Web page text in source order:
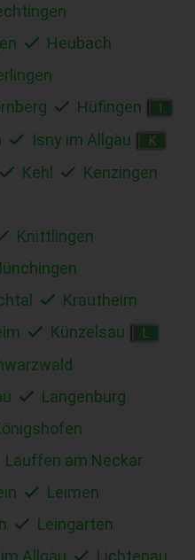
Heubach
Hüfingen
Isny im Allgäu K
Kehl
Kenzingen
Knittlingen
Krautheim
Künzelsau
Langenburg
Lauffen am Neckar
Leimen
Leingarten
Allgäu Lichtenau